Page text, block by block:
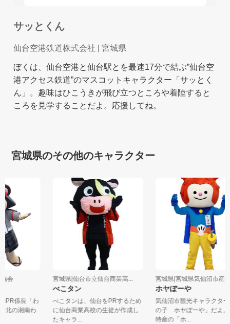
サッとくん
仙台空港鉄道株式会社 | 宮城県
ぼくは、仙台空港と仙台駅とを最速17分で結ぶ”仙台空
港アクセス鉄道”のマスコットキャラクター「サッとく
ん」。趣味はひこうきが飛び立つところや着陸すると
ころを見学することだよ。応援してね。
宮城県のその他のキャラクター
協会
光PR係長「わ
東北の湘南わ
宮城県|仙台市立仙台商業高...
べこタン
べこタンは、仙台をPRするため
に仙台商業高校の生徒が作成し
たキャラ...
宮城県|宮城県気仙沼市
ホヤぼーや
気仙沼市観光キャラクタ
の子 ホヤぼーや」だよ
特産の「ホ...